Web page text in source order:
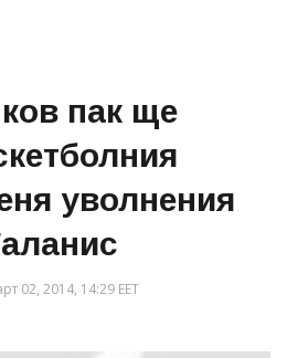
пак ще
уволнения
02, 2014, 14:29 EET